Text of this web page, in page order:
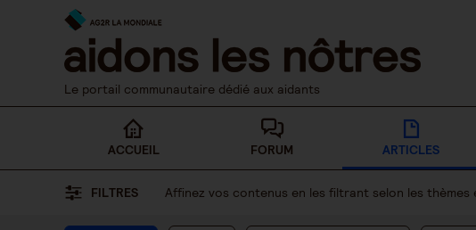
Le portail communautaire dédié aux aidants
ACCUEIL FORUM ARTICLES
FILTRES Affinez vos contenus en les filtrant selon les